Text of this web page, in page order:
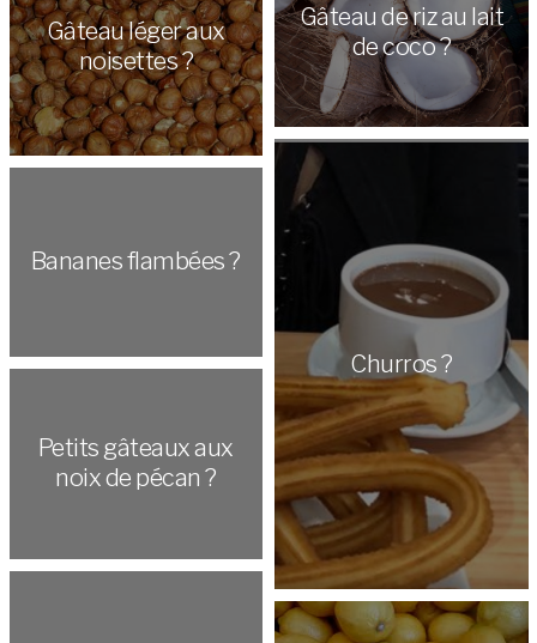
Gâteau léger aux
noisettes ?
Gâteau de riz au lait
de coco ?
Churros ?
Bananes flambées ?
Petits gâteaux aux
noix de pécan ?